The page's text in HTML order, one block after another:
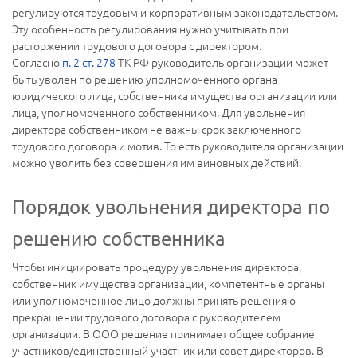
регулируются трудовым и корпоративным законодательством.
Эту особенность регулирования нужно учитывать при
расторжении трудового договора с директором.
Согласно п. 2 ст. 278 ТК РФ руководитель организации может
быть уволен по решению уполномоченного органа
юридического лица, собственника имущества организации или
лица, уполномоченного собственником. Для увольнения
директора собственником не важны срок заключенного
трудового договора и мотив. То есть руководителя организации
можно уволить без совершения им виновных действий.
Порядок увольнения директора по
решению собственника
Чтобы инициировать процедуру увольнения директора,
собственник имущества организации, компетентные органы
или уполномоченное лицо должны принять решения о
прекращении трудового договора с руководителем
организации. В ООО решение принимает общее собрание
участников/единственный участник или совет директоров. В